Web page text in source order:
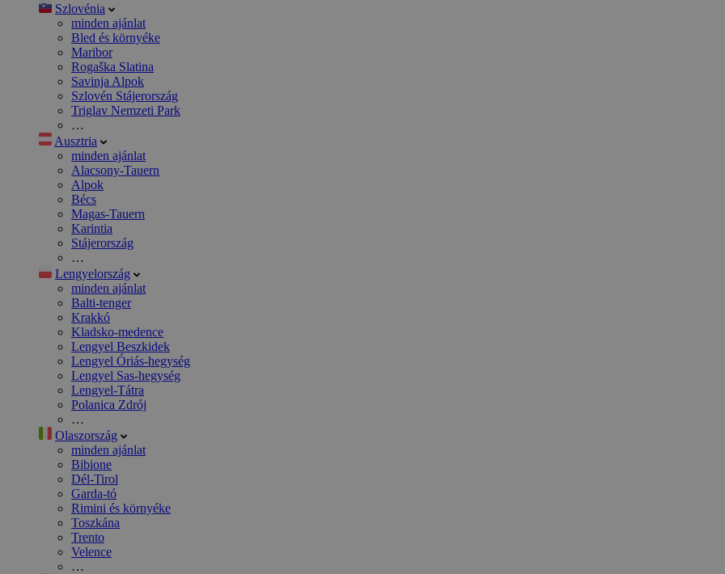
Szlovénia
minden ajánlat
Bled és környéke
Maribor
Rogaška Slatina
Savinja Alpok
Szlovén Stájerország
Triglav Nemzeti Park
…
Ausztria
minden ajánlat
Alacsony-Tauern
Alpok
Bécs
Magas-Tauern
Karintia
Stájerország
…
Lengyelország
minden ajánlat
Balti-tenger
Krakkó
Kladsko-medence
Lengyel Beszkidek
Lengyel Óriás-hegység
Lengyel Sas-hegység
Lengyel-Tátra
Polanica Zdrój
…
Olaszország
minden ajánlat
Bibione
Dél-Tirol
Garda-tó
Rimini és környéke
Toszkána
Trento
Velence
…